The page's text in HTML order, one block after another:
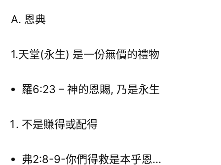
A. 恩典
1.天堂(永生) 是一份無價的禮物
羅6:23 – 神的恩賜, 乃是永生
不是賺得或配得
弗2:8-9-你們得救是本乎恩…